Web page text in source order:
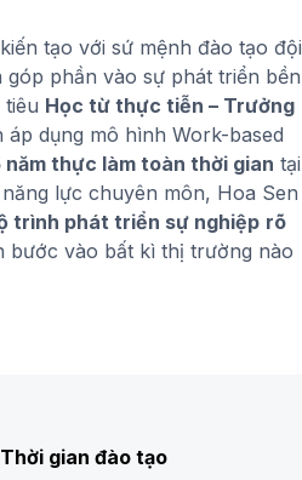
tạo với sứ mệnh đào tạo đội
phần vào sự phát triển bền
Học từ thực tiễn – Trưởng
dụng mô hình Work-based
năm thực làm toàn thời gian tại
lực chuyên môn, Hoa Sen
trình phát triển sự nghiệp rõ
bước vào bất kì thị trường nào
Thời gian đào tạo